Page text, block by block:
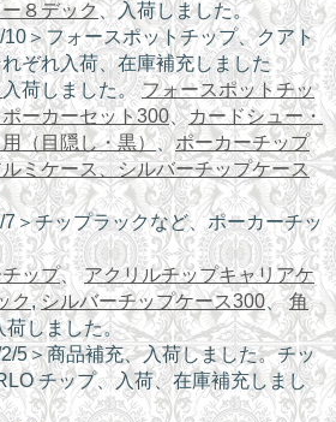
８デック、入荷しました。
10＞フォースポットチップ、クアト
ぞれ入荷、在庫補充しました
入荷しました。フォースポットチッ
ーカーセット300、カードシュー・
（目隠し・黒）、ポーカーチップ
ミケース、シルバーチップケース
7＞チップラックなど、ポーカーチッ
ップ、アクリルチップキャリアケ
ク,シルバーチップケース300、角
しました。
5＞商品補充、入荷しました。チッ
チップ、入荷、在庫補充しまし